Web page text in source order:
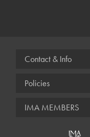
Contact & Info
Policies
IMA MEMBERS